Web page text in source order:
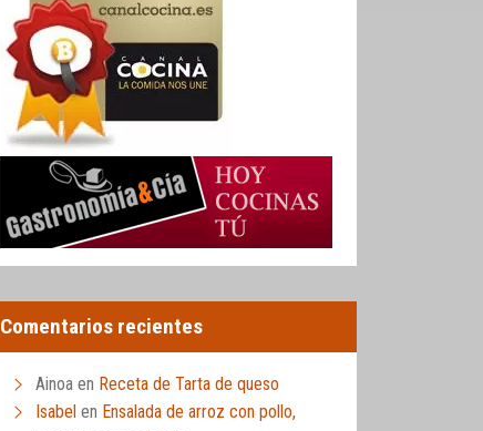
Comentarios recientes
Ainoa en Receta de Tarta de queso
Isabel en Ensalada de arroz con pollo,